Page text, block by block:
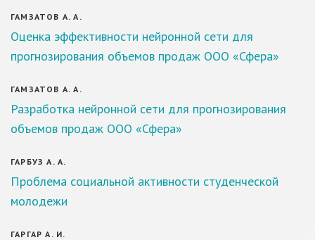
ГАМЗАТОВ А. А.
Оценка эффективности нейронной сети для
прогнозирования объемов продаж ООО «Сфера»
ГАМЗАТОВ А. А.
Разработка нейронной сети для прогнозирования
объемов продаж ООО «Сфера»
ГАРБУЗ А. А.
Проблема социальной активности студенческой
молодежи
ГАРГАР А. И.